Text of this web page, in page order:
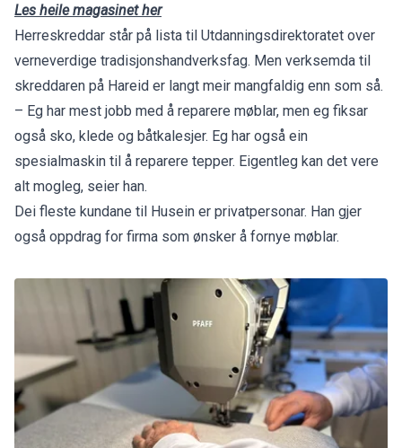
Les heile magasinet her
Herreskreddar står på lista til Utdanningsdirektoratet over
verneverdige tradisjonshandverksfag. Men verksemda til
skreddaren på Hareid er langt meir mangfaldig enn som så.
– Eg har mest jobb med å reparere møblar, men eg fiksar
også sko, klede og båtkalesjer. Eg har også ein
spesialmaskin til å reparere tepper. Eigentleg kan det vere
alt mogleg, seier han.
Dei fleste kundane til Husein er privatpersonar. Han gjer
også oppdrag for firma som ønsker å fornye møblar.